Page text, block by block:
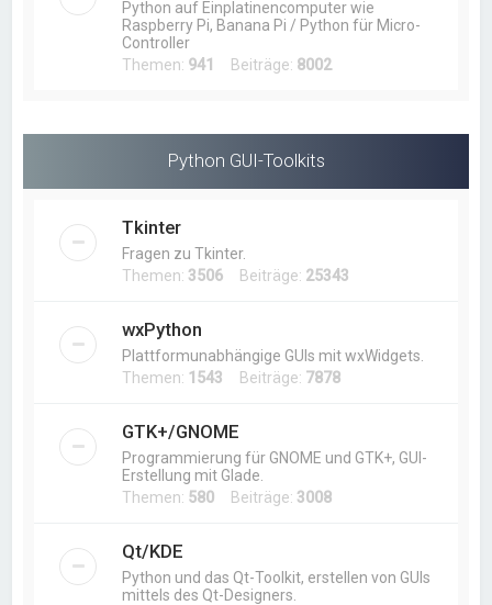
Python auf Einplatinencomputer wie
Raspberry Pi, Banana Pi / Python für Micro-
Controller
Themen: 941 Beiträge: 8002
Python GUI-Toolkits
Tkinter
Fragen zu Tkinter.
Themen: 3506 Beiträge: 25343
wxPython
Plattformunabhängige GUIs mit wxWidgets.
Themen: 1543 Beiträge: 7878
GTK+/GNOME
Programmierung für GNOME und GTK+, GUI-
Erstellung mit Glade.
Themen: 580 Beiträge: 3008
Qt/KDE
Python und das Qt-Toolkit, erstellen von GUIs
mittels des Qt-Designers.